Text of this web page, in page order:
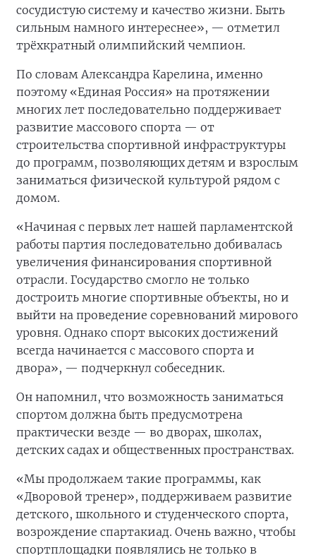
сосудистую систему и качество жизни. Быть
сильным намного интереснее», — отметил
трёхкратный олимпийский чемпион.
По словам Александра Карелина, именно
поэтому «Единая Россия» на протяжении
многих лет последовательно поддерживает
развитие массового спорта — от
строительства спортивной инфраструктуры
до программ, позволяющих детям и взрослым
заниматься физической культурой рядом с
домом.
«Начиная с первых лет нашей парламентской
работы партия последовательно добивалась
увеличения финансирования спортивной
отрасли. Государство смогло не только
достроить многие спортивные объекты, но и
выйти на проведение соревнований мирового
уровня. Однако спорт высоких достижений
всегда начинается с массового спорта и
двора», — подчеркнул собеседник.
Он напомнил, что возможность заниматься
спортом должна быть предусмотрена
практически везде — во дворах, школах,
детских садах и общественных пространствах.
«Мы продолжаем такие программы, как
«Дворовой тренер», поддерживаем развитие
детского, школьного и студенческого спорта,
возрождение спартакиад. Очень важно, чтобы
спортплощадки появлялись не только в